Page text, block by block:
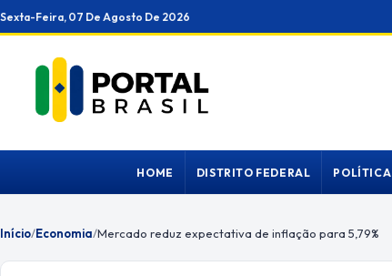
Ir
para
conteúdo
Sexta-Feira, 07 De Agosto De 2026
HOME DISTRITO FEDERAL POLÍTICA
Início/Economia/Mercado reduz expectativa de inflação para 5,79%